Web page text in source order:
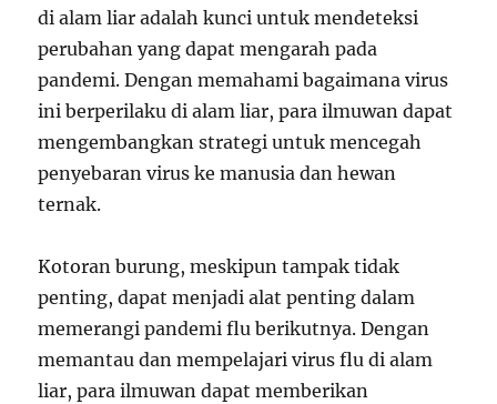
di alam liar adalah kunci untuk mendeteksi
perubahan yang dapat mengarah pada
pandemi. Dengan memahami bagaimana virus
ini berperilaku di alam liar, para ilmuwan dapat
mengembangkan strategi untuk mencegah
penyebaran virus ke manusia dan hewan
ternak.
Kotoran burung, meskipun tampak tidak
penting, dapat menjadi alat penting dalam
memerangi pandemi flu berikutnya. Dengan
memantau dan mempelajari virus flu di alam
liar, para ilmuwan dapat memberikan